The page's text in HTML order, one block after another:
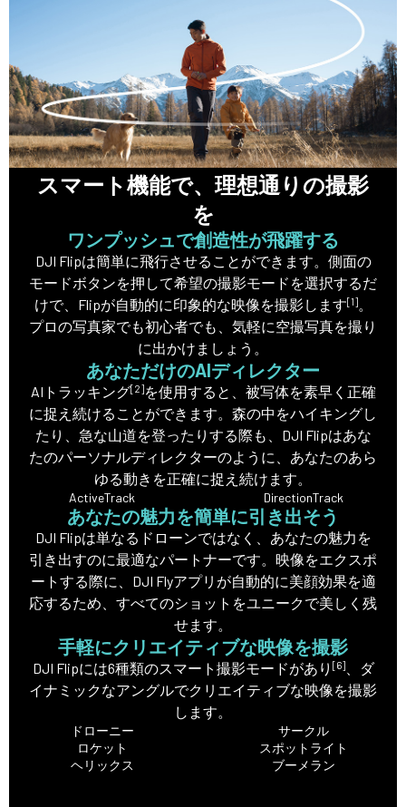
スマート機能で、理想通りの撮影
を
ワンプッシュで創造性が飛躍する
DJI Flipは簡単に飛行させることができます。側面の
モードボタンを押して希望の撮影モードを選択するだ
けで、Flipが自動的に印象的な映像を撮影します[1]。
プロの写真家でも初心者でも、気軽に空撮写真を撮り
に出かけましょう。
あなただけのAIディレクター
AIトラッキング[2]を使用すると、被写体を素早く正確
に捉え続けることができます。森の中をハイキングし
たり、急な山道を登ったりする際も、DJI Flipはあな
たのパーソナルディレクターのように、あなたのあら
ゆる動きを正確に捉え続けます。
ActiveTrack DirectionTrack
あなたの魅力を簡単に引き出そう
DJI Flipは単なるドローンではなく、あなたの魅力を
引き出すのに最適なパートナーです。映像をエクスポ
ートする際に、DJI Flyアプリが自動的に美顔効果を適
応するため、すべてのショットをユニークで美しく残
せます。
手軽にクリエイティブな映像を撮影
DJI Flipには6種類のスマート撮影モードがあり [6]、ダ
イナミックなアングルでクリエイティブな映像を撮影
します。
ドローニー
サークル
ロケット
スポットライト
ヘリックス
ブーメラン